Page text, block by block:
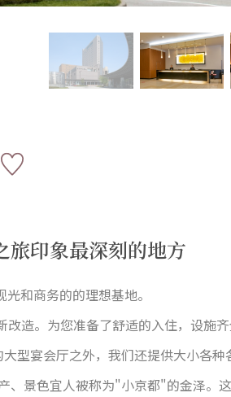
旅印象最深刻的地方
和商务的的理想基地。
造。为您准备了舒适的入住，设施齐
型宴会厅之外，我们还提供大小各种
、景色宜人被称为"小京都"的金泽。